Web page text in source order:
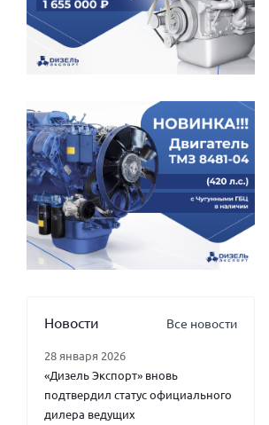
Новости Все новости
28 января 2026
«Дизель Экспорт» вновь
подтвердил статус официального
дилера ведущих